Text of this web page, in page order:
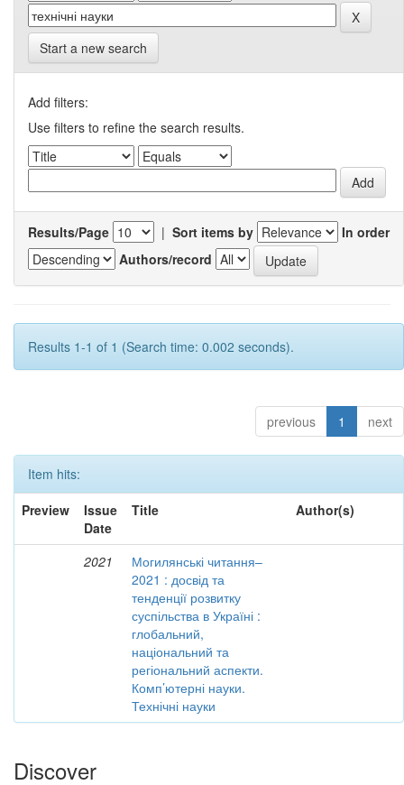
Start a new search
Add filters:
Use filters to refine the search results.
Results/Page | Sort items by
In order
Authors/record
Results 1-1 of 1 (Search time: 0.002 seconds).
previous 1 next
Item hits:
Preview
Issue
Date
Title Author(s)
2021
Могилянські читання–
2021 : досвід та
тенденції розвитку
суспільства в Україні :
глобальний,
національний та
регіональний аспекти.
Комп’ютерні науки.
Технічні науки
Discover